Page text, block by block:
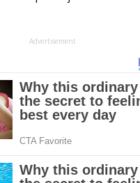
Advertisement